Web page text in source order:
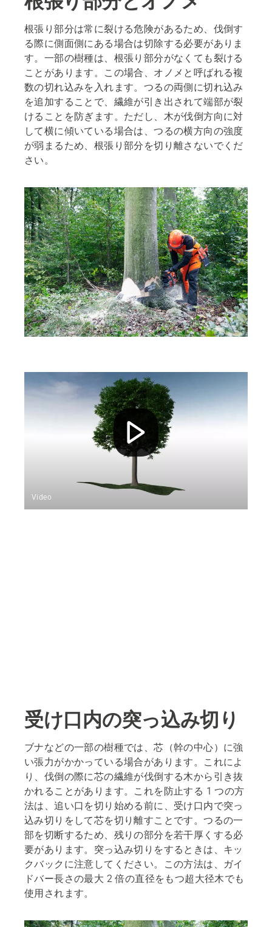
根張り部分は常に裂ける危険があるため、伐倒す
る際に側面側にある場合は切除する必要がありま
す。一部の樹種は、根張り部分がなくても裂ける
ことがあります。この場合、オノメと呼ばれる複
数の切れ込みを入れます。つるの両側に切れ込み
を追加することで、繊維が引き出されて端部が裂
けることを防ぎます。ただし、木が伐倒方向に対
して横に傾いている場合は、つるの横方向の強度
が弱まるため、根張り部分を切り離さないでくだ
さい。
Video
受け口内の突っ込み切り
ブナなどの一部の樹種では、芯（幹の中心）に強
い張力がかかっている場合があります。これによ
り、伐倒の際に芯の繊維が伐倒する木から引き抜
かれることがあります。これを防止する 1 つの方
法は、追い口を切り始める前に、受け口内で突っ
込み切りをして芯を切り離すことです。つるの一
部を切断するため、残りの部分を若干厚くする必
要があります。突っ込み切りをするときは、キッ
クバックに注意してください。この方法は、ガイ
ドバー長さの最大 2 倍の直径をもつ超大径木でも
使用されます。